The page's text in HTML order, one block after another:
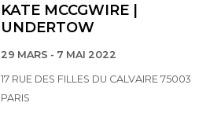
KATE MCCGWIRE |
UNDERTOW
29 MARS - 7 MAI 2022
17 RUE DES FILLES DU CALVAIRE 75003
PARIS